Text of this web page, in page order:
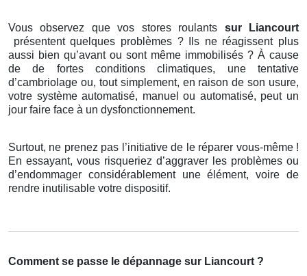
Vous observez que vos stores roulants sur Liancourt
présentent quelques problèmes ? Ils ne réagissent plus
aussi bien qu’avant ou sont même immobilisés ? À cause
de de fortes conditions climatiques, une tentative
d’cambriolage ou, tout simplement, en raison de son usure,
votre système automatisé, manuel ou automatisé, peut un
jour faire face à un dysfonctionnement.
Surtout, ne prenez pas l’initiative de le réparer vous-même !
En essayant, vous risqueriez d’aggraver les problèmes ou
d’endommager considérablement une élément, voire de
rendre inutilisable votre dispositif.
Comment se passe le dépannage sur Liancourt ?